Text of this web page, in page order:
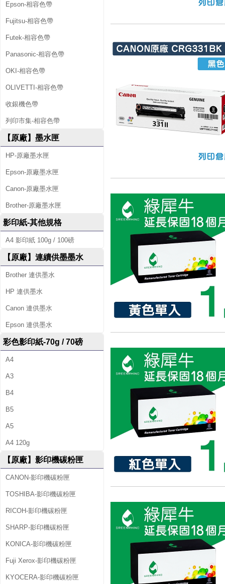
Epson-相容色帶
Fujitsu-相容色帶
Futek-相容色帶
Panasonic-相容色帶
OKI-相容色帶
OLIVETTI-相容色帶
收銀機色帶
列印市集-相容色帶
【原廠】墨水匣
HP-原廠墨水匣
Epson-原廠墨水匣
Canon-原廠墨水匣
Brother-原廠墨水匣
影印紙-其他規格
A4 影印紙 100g / 100磅
【原廠】連續供墨墨水
Brother 連供墨水
HP 連供墨水
Canon 連供墨水
Epson 連供墨水
彩色影印紙-70g / 70磅
A4
A3
B4
B5
A5
A4 120g
【原廠】影印機碳粉匣
CANON-影印機碳粉匣
TOSHIBA-影印機碳粉匣
RICOH-影印機碳粉匣
SHARP-影印機碳粉匣
KONICA-影印機碳粉匣
Fuji Xerox-影印機碳粉匣
KYOCERA-影印機碳粉匣